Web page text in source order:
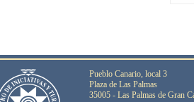
Pueblo Canario, local 3
Plaza de Las Palmas
35005 - Las Palmas de Gran